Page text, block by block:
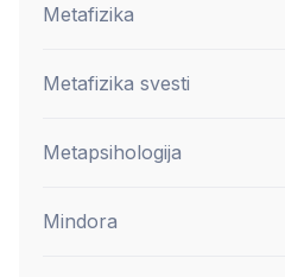
Metafizika
Metafizika svesti
Metapsihologija
Mindora